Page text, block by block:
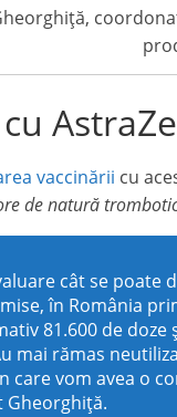
vaccinării cu
de natură
cât se poate
în România
81.600 de
mai rămas
care vom avea o
Gheorghiță.